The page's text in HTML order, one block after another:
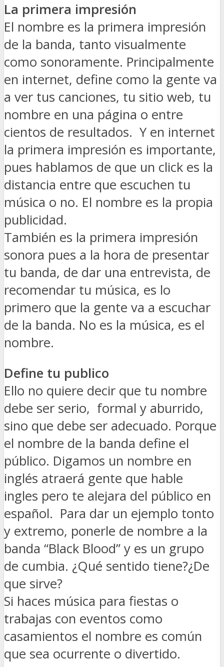
La primera impresión
El nombre es la primera impresión
de la banda, tanto visualmente
como sonoramente. Principalmente
en internet, define como la gente va
a ver tus canciones, tu sitio web, tu
nombre en una página o entre
cientos de resultados. Y en internet
la primera impresión es importante,
pues hablamos de que un click es la
distancia entre que escuchen tu
música o no. El nombre es la propia
publicidad.
También es la primera impresión
sonora pues a la hora de presentar
tu banda, de dar una entrevista, de
recomendar tu música, es lo
primero que la gente va a escuchar
de la banda. No es la música, es el
nombre.
Define tu publico
Ello no quiere decir que tu nombre
debe ser serio, formal y aburrido,
sino que debe ser adecuado. Porque
el nombre de la banda define el
público. Digamos un nombre en
inglés atraerá gente que hable
ingles pero te alejara del público en
español. Para dar un ejemplo tonto
y extremo, ponerle de nombre a la
banda “Black Blood” y es un grupo
de cumbia. ¿Qué sentido tiene?¿De
que sirve?
Si haces música para fiestas o
trabajas con eventos como
casamientos el nombre es común
que sea ocurrente o divertido.